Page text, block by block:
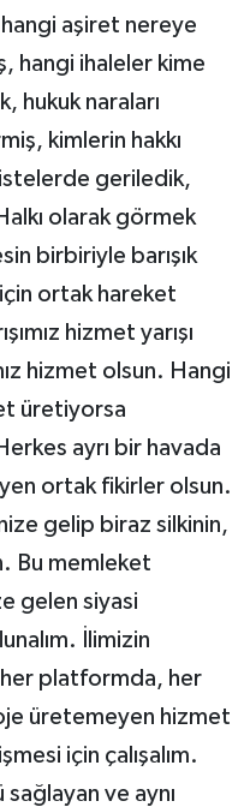
aşiret nereye
hangi ihaleler kime
hukuk naraları
kimlerin hakkı
geriledik,
olarak görmek
birbiriyle barışık
için ortak hareket
hizmet yarışı
hizmet olsun. Hangi
üretiyorsa
ayrı bir havada
ortak fikirler olsun.
gelip biraz silkinin,
Bu memleket
gelen siyasi
İlimizin
her platformda, her
üretemeyen hizmet
için çalışalım.
ve aynı